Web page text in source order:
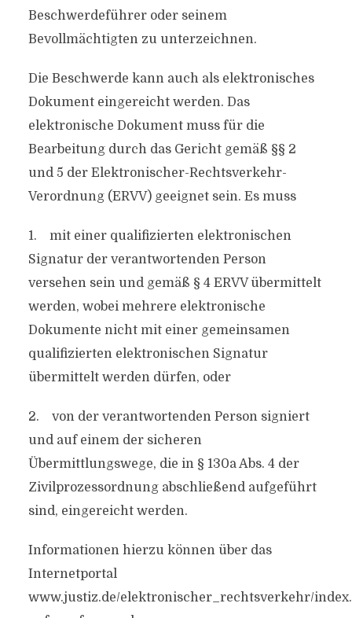
Beschwerdeführer oder seinem
Bevollmächtigten zu unterzeichnen.
Die Beschwerde kann auch als elektronisches
Dokument eingereicht werden. Das
elektronische Dokument muss für die
Bearbeitung durch das Gericht gemäß §§ 2
und 5 der Elektronischer-Rechtsverkehr-
Verordnung (ERVV) geeignet sein. Es muss
1. mit einer qualifizierten elektronischen
Signatur der verantwortenden Person
versehen sein und gemäß § 4 ERVV übermittelt
werden, wobei mehrere elektronische
Dokumente nicht mit einer gemeinsamen
qualifizierten elektronischen Signatur
übermittelt werden dürfen, oder
2. von der verantwortenden Person signiert
und auf einem der sicheren
Übermittlungswege, die in § 130a Abs. 4 der
Zivilprozessordnung abschließend aufgeführt
sind, eingereicht werden.
Informationen hierzu können über das
Internetportal
www.justiz.de/elektronischer_rechtsverkehr/